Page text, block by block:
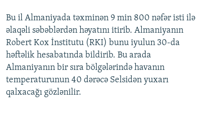
Bu il Almaniyada təxminən 9 min 800 nəfər isti ilə
əlaqəli səbəblərdən həyatını itirib. Almaniyanın
Robert Kox İnstitutu (RKI) bunu iyulun 30-da
həftəlik hesabatında bildirib. Bu arada
Almaniyanın bir sıra bölgələrində havanın
temperaturunun 40 dərəcə Selsidən yuxarı
qalxacağı gözlənilir.